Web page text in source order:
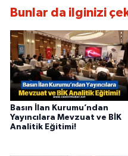
Bunlar da ilginizi
Basın İlan Kurumu’ndan
Yayıncılara Mevzuat ve BİK
Analitik Eğitimi!